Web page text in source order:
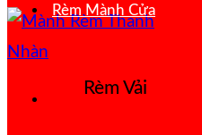
Rèm Mành Cửa
Rèm Vải